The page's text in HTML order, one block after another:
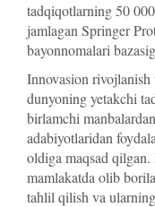
tadqiqotlarning 50
jamlagan Springer
bayonnomalari
Innovasion
dunyoning yetakchi
birlamchi
adabiyotlaridan
oldiga maqsad
mamlakatda olib
tahlil qilish va